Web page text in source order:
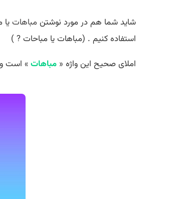
شاید شما هم در مورد نوشتن مباهات
استفاده کنیم . (مباهات یا مباحات ? )
املای صحیح این واژه « مباهات» است